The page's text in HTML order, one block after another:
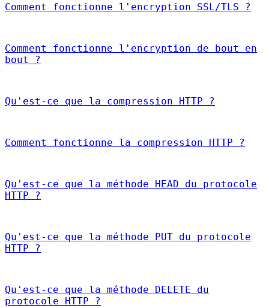
Comment fonctionne l'encryption SSL/TLS ?
Comment fonctionne l'encryption de bout en
bout ?
Qu'est-ce que la compression HTTP ?
Comment fonctionne la compression HTTP ?
Qu'est-ce que la méthode HEAD du protocole
HTTP ?
Qu'est-ce que la méthode PUT du protocole
HTTP ?
Qu'est-ce que la méthode DELETE du
protocole HTTP ?